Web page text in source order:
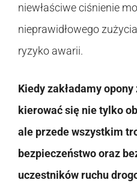
niewłaściwe ciśnienie
nieprawidłowego
ryzyko awarii.
Kiedy zakładamy
kierować się nie tylko
ale przede wszystkim
bezpieczeństwo oraz
uczestników ruchu